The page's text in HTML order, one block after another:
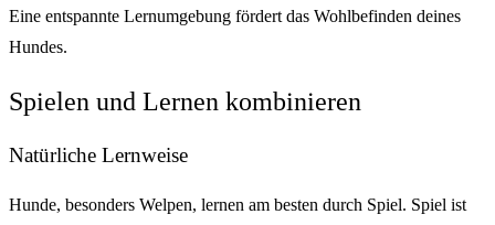
Eine entspannte Lernumgebung fördert das Wohlbefinden deines
Hundes.
Spielen und Lernen kombinieren
Natürliche Lernweise
Hunde, besonders Welpen, lernen am besten durch Spiel. Spiel ist